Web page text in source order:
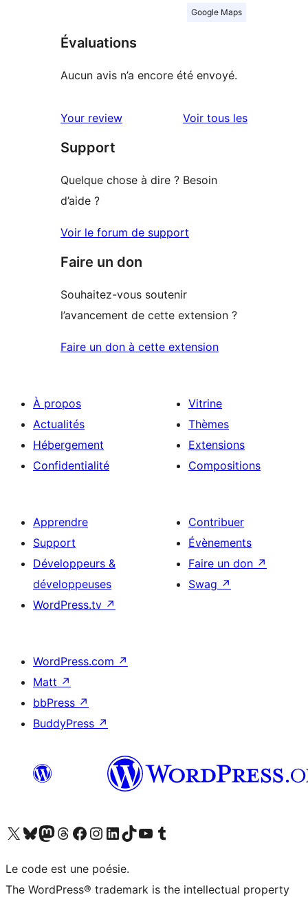
Google Maps
Évaluations
Aucun avis n’a encore été envoyé.
Your review Voir tous lesavis
Support
Quelque chose à dire ? Besoin
d’aide ?
Voir le forum de support
Faire un don
Souhaitez-vous soutenir
l’avancement de cette extension ?
Faire un don à cette extension
À propos
Actualités
Hébergement
Confidentialité
Vitrine
Thèmes
Extensions
Compositions
Apprendre
Support
Développeurs &
développeuses
WordPress.tv ↗
Contribuer
Évènements
Faire un don ↗
Swag ↗
WordPress.com ↗
Matt ↗
bbPress ↗
BuddyPress ↗
Visitez notre compte X (précédemment Twitter)
Visiter notre compte Bluesky
Visiter notre compte Mastodon
Visiter notre compte Threads
Consulter notre compte Facebook
Consulter notre compte Instagram
Consulter notre compte LinkedIn
Visiter notre compte TokTok
Visiter notre chaîne YouTube
Visiter notre compte Tumblr
Le code est une poésie.
The WordPress® trademark is the intellectual property